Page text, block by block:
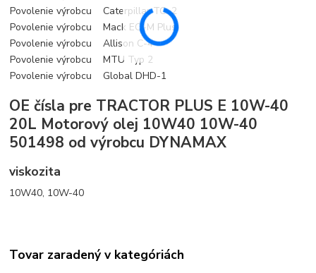
Povolenie výrobcu
Caterpillar TO-2
Povolenie výrobcu
Mack EO-M Plus
Povolenie výrobcu
Allison C-4
Povolenie výrobcu
MTU Typ 2
Povolenie výrobcu
Global DHD-1
OE čísla pre TRACTOR PLUS E 10W-40
20L Motorový olej 10W40 10W-40
501498 od výrobcu DYNAMAX
viskozita
10W40, 10W-40
Tovar zaradený v kategóriách